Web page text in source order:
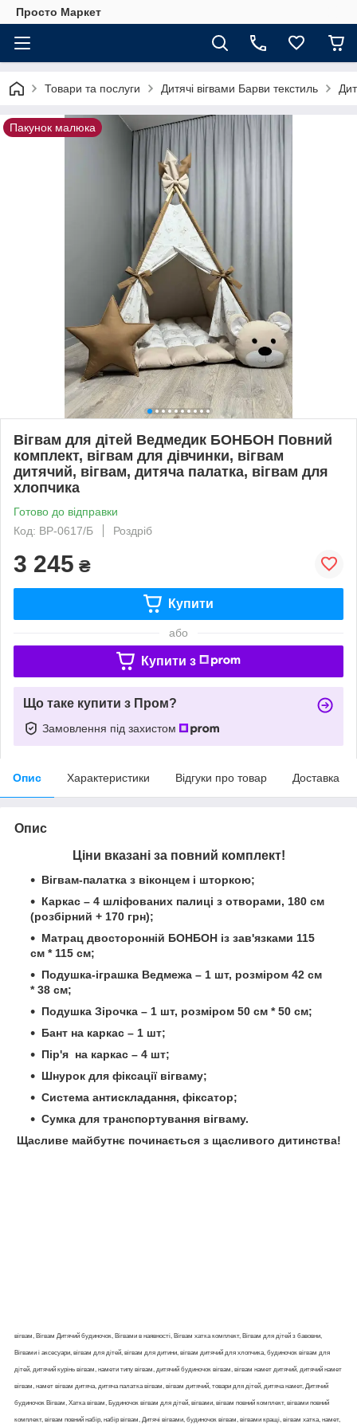
Просто Маркет
Товари та послуги Дитячі вігвами Барви текстиль
Пакунок малюка
Вігвам для дітей Ведмедик БОНБОН Повний
комплект, вігвам для дівчинки, вігвам
дитячий, вігвам, дитяча палатка, вігвам для
хлопчика
Готово до відправки
Код: ВР-0617/Б
Роздріб
3 245 ₴
Купити
або
Купити з
Що таке купити з Пром?
Замовлення під захистом
Опис Характеристики Відгуки про товар Доставка
Опис
Ціни вказані за повний комплект!
Вігвам-палатка з віконцем і шторкою;
Каркас – 4 шліфованих палиці з отворами, 180 см
(розбірний + 170 грн);
Матрац двосторонній БОНБОН із зав'язками 115
см * 115 см;
Подушка-іграшка Ведмежа – 1 шт, розміром 42 см
* 38 см;
Подушка Зірочка – 1 шт, розміром 50 см * 50 см;
Бант на каркас – 1 шт;
Пір'я на каркас – 4 шт;
Шнурок для фіксації вігваму;
Система антискладання, фіксатор;
Сумка для транспортування вігваму.
Щасливе майбутнє починається з щасливого дитинства!
вігвам, Вігвам Дитячий будиночок, Вігвами в наявності, Вігвам хатка комплект, Вігвам для дітей з бавовни,
Вігвами і аксесуари, вігвам для дітей, вігвам для дитини, вігвам дитячий для хлопчика, будиночок вігвам для
дітей, дитячий курінь вігвам, намети типу вігвам, дитячий будиночок вігвам, вігвам намет дитячий, дитячий намет
вігвам, намет вігвам дитяча, дитяча палатка вігвам, вігвам дитячий, товари для дітей, дитяча намет, Дитячий
будиночок Вігвам, Хатка вігвам, Будиночок вігвам для дітей, вігвами, вігвам повний комплект, вігвами повний
комплект, вігвам повний набір, набір вігвам, Дитячі вігвами, будиночок вігвам, вігвами кращі, вігвам хатка, намет,